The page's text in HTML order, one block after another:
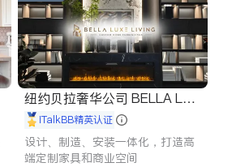
纽约贝拉奢华公司 BELLA LUX
E iTalkBB精英认证
设计、制造、安装一体化，打造高
端定制家具和商业空间